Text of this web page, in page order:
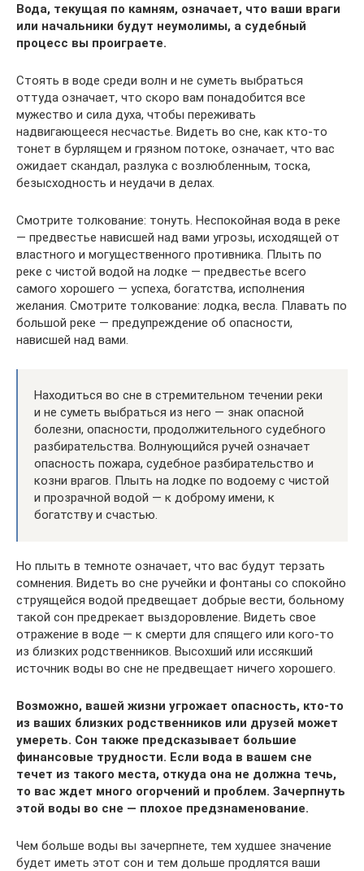
Вода, текущая по камням, означает, что ваши враги
или начальники будут неумолимы, а судебный
процесс вы проиграете.
Стоять в воде среди волн и не суметь выбраться
оттуда означает, что скоро вам понадобится все
мужество и сила духа, чтобы переживать
надвигающееся несчастье. Видеть во сне, как кто-то
тонет в бурлящем и грязном потоке, означает, что вас
ожидает скандал, разлука с возлюбленным, тоска,
безысходность и неудачи в делах.
Смотрите толкование: тонуть. Неспокойная вода в реке
— предвестье нависшей над вами угрозы, исходящей от
властного и могущественного противника. Плыть по
реке с чистой водой на лодке — предвестье всего
самого хорошего — успеха, богатства, исполнения
желания. Смотрите толкование: лодка, весла. Плавать по
большой реке — предупреждение об опасности,
нависшей над вами.
Находиться во сне в стремительном течении реки
и не суметь выбраться из него — знак опасной
болезни, опасности, продолжительного судебного
разбирательства. Волнующийся ручей означает
опасность пожара, судебное разбирательство и
козни врагов. Плыть на лодке по водоему с чистой
и прозрачной водой — к доброму имени, к
богатству и счастью.
Но плыть в темноте означает, что вас будут терзать
сомнения. Видеть во сне ручейки и фонтаны со спокойно
струящейся водой предвещает добрые вести, больному
такой сон предрекает выздоровление. Видеть свое
отражение в воде — к смерти для спящего или кого-то
из близких родственников. Высохший или иссякший
источник воды во сне не предвещает ничего хорошего.
Возможно, вашей жизни угрожает опасность, кто-то
из ваших близких родственников или друзей может
умереть. Сон также предсказывает большие
финансовые трудности. Если вода в вашем сне
течет из такого места, откуда она не должна течь,
то вас ждет много огорчений и проблем. Зачерпнуть
этой воды во сне — плохое предзнаменование.
Чем больше воды вы зачерпнете, тем худшее значение
будет иметь этот сон и тем дольше продлятся ваши